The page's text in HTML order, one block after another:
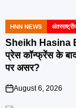
POSTED
IN
HNN NEWS
Sheikh Hasina
प्रेस कॉन्फ्रेंस के बाद
पर असर?
on
August 6, 2026